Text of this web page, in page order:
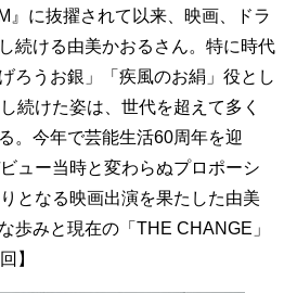
一流のルーティン
20代の現在地
10代・20代の土台
に抜擢されて以来、映画、ドラ
続ける由美かおるさん。特に時代
ろうお銀」「疾風のお絹」役とし
続けた姿は、世代を超えて多く
。今年で芸能生活60周年を迎
ュー当時と変わらぬプロポーシ
となる映画出演を果たした由美
歩みと現在の「THE CHANGE」
回】